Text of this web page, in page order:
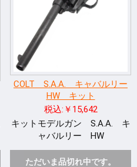
COLT S.A.A. キャバルリー
HW キット
税込:￥15,642
キットモデルガン S.A.A. キ
ャバルリー HW
ただいま品切れ中です。